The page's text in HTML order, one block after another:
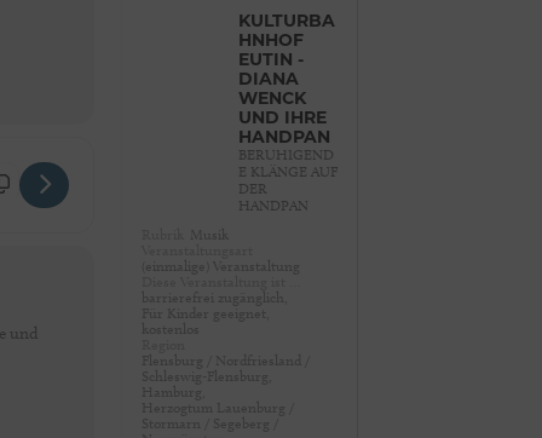
"Linie, Form und Farbe" [McINsDMmE]
und
KULTURBA
HNHOF
EUTIN -
DIANA
WENCK
UND IHRE
HANDPAN
BERUHIGEND
E KLÄNGE AUF
DER
HANDPAN